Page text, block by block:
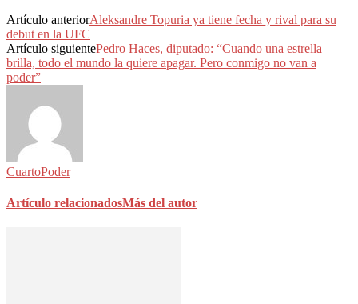
Artículo anteriorAleksandre Topuria ya tiene fecha y rival para su
debut en la UFC
Artículo siguientePedro Haces, diputado: “Cuando una estrella
brilla, todo el mundo la quiere apagar. Pero conmigo no van a
poder”
CuartoPoder
Artículo relacionadosMás del autor